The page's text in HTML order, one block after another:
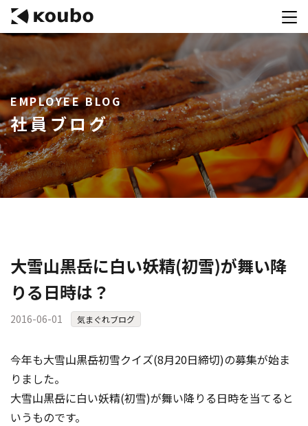
サービス
会社案内
実績紹介
採用情報
資料ダウンロード
コンテストを主催される方へ
公募運営SaaS 「Kouboプランナー」
コンテスト成功の法則
事務局アウトソーシング
マーケットデータト情報を「Koubo」に無料で
EMPLOYEE BLOG
社員ブログ
大雪山黒岳に白い妖精(初雪)が舞い降
りる日時は？
2016-06-01 気まぐれブログ
今年も大雪山黒岳初雪クイズ(8月20日締切)の募集が始ま
りました。
大雪山黒岳に白い妖精(初雪)が舞い降りる日時を当てると
いうものです。